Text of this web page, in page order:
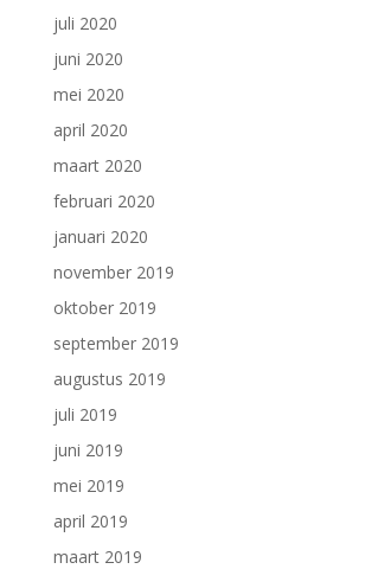
juli 2020
juni 2020
mei 2020
april 2020
maart 2020
februari 2020
januari 2020
november 2019
oktober 2019
september 2019
augustus 2019
juli 2019
juni 2019
mei 2019
april 2019
maart 2019